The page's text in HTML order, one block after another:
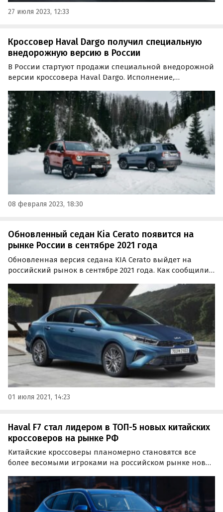
27 июля 2023, 12:33
Кроссовер Haval Dargo получил специальную
внедорожную версию в России
В России стартуют продажи специальной внедорожной
версии кроссовера Haval Dargo. Исполнение,
повышенной проходимостью и более брутальным
дизайном.
08 февраля 2023, 18:30
Обновленный седан Kia Cerato появится на
рынке России в сентябре 2021 года
Обновленная версия седана KIA Cerato выйдет на
российский рынок в сентябре 2021 года. Как сообщили
моделью KIA в России, которая получит новый
фирменный логотип бренда.
01 июля 2021, 14:23
Haval F7 стал лидером в ТОП-5 новых китайских
кроссоверов на рынке РФ
Китайские кроссоверы планомерно становятся все
более весомыми игроками на российском рынке новых
очередь благодаря интересным ценовым
предложениям и широкому модельному ряду.